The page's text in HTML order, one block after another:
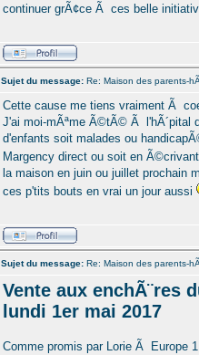
continuer grÃ¢ce Ã ces belle
Sujet du message: Re: Maison des parents-
Cette cause me tiens vraiment Ã
J'ai moi-mÃªme Ã©tÃ© Ã
d'enfants soit malades ou
Margency direct ou soit en
la maison en juin ou juillet prochain
ces p'tits bouts en vrai un jour aussi
Sujet du message: Re: Maison des parents-
Vente aux enchÃ¨res
lundi 1er mai 2017
Comme promis par Lorie Ã Europe